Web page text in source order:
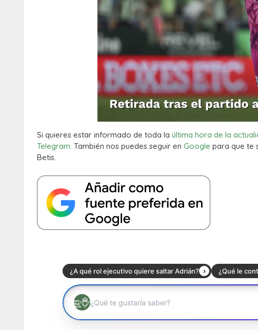
Si quieres estar informado de toda la última hora de la
Telegram. También nos puedes seguir en Google para que te
Betis.